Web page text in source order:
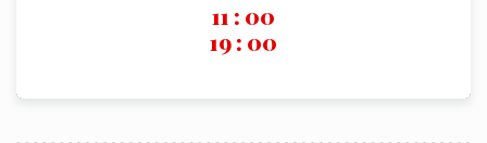
11 : 00
19: 00